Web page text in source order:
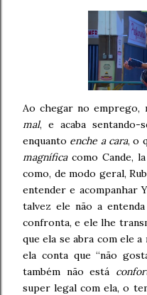
Ao chegar no emprego,
mal, e acaba sentando-
enquanto enche a cara, o
magníficacomo Cande,
como, de modo geral,
entender e acompanhar
talvez ele não a
confronta, e ele lhe
que ela se abra com ele
ela conta que “não
também não está
super legal com ela, o